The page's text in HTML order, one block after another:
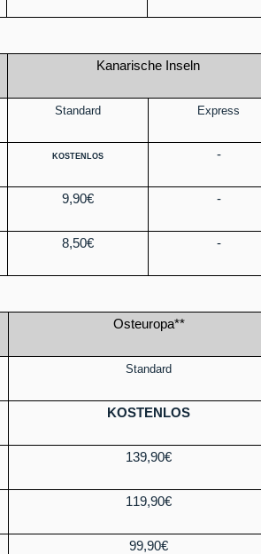
Kanarische Inseln
Standard Express
KOSTENLOS -
9,90€ -
8,50€ -
Osteuropa**
Standard
KOSTENLOS
139,90€
119,90€
99,90€